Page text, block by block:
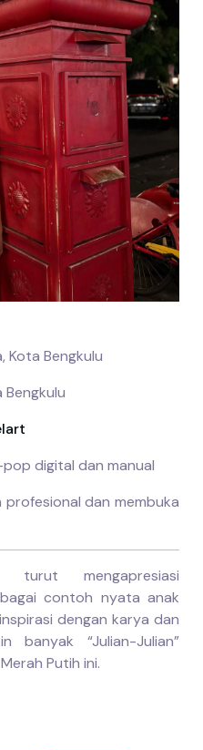
Kota Bengkulu
Bengkulu
pop digital dan manual
profesional dan membuka
turut mengapresiasi
contoh nyata anak
dengan karya dan
banyak “Julian-Julian”
Putih ini.